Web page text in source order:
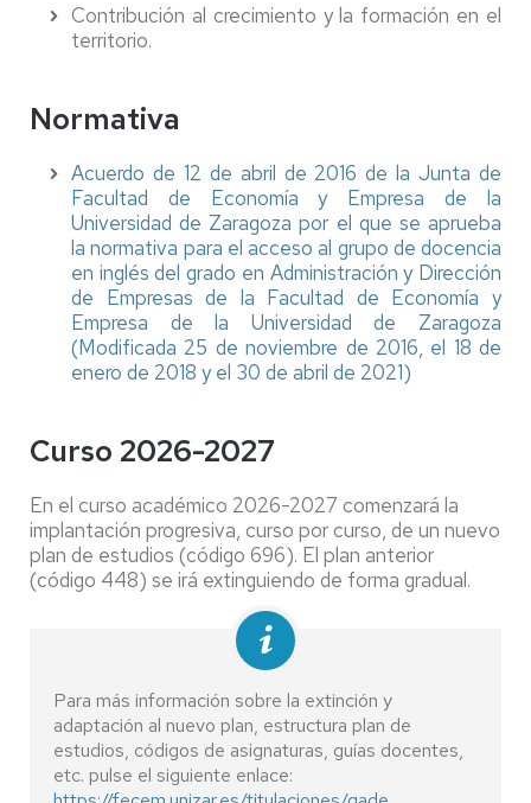
Contribución al crecimiento y la formación en el
territorio.
Normativa
Acuerdo de 12 de abril de 2016 de la Junta de
Facultad de Economía y Empresa de la
Universidad de Zaragoza por el que se aprueba
la normativa para el acceso al grupo de docencia
en inglés del grado en Administración y Dirección
de Empresas de la Facultad de Economía y
Empresa de la Universidad de Zaragoza
(Modificada 25 de noviembre de 2016, el 18 de
enero de 2018 y el 30 de abril de 2021)
Curso 2026-2027
En el curso académico 2026-2027 comenzará la
implantación progresiva, curso por curso, de un nuevo
plan de estudios (código 696). El plan anterior
(código 448) se irá extinguiendo de forma gradual.
Para más información sobre la extinción y
adaptación al nuevo plan, estructura plan de
estudios, códigos de asignaturas, guías docentes,
etc. pulse el siguiente enlace: